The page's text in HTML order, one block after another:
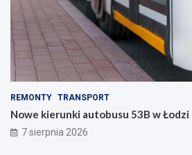
REMONTY TRANSPORT
Nowe kierunki autobusu 53B w Łodzi
7 sierpnia 2026